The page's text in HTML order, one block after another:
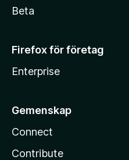
Beta
Firefox för företag
Enterprise
Gemenskap
Connect
Contribute